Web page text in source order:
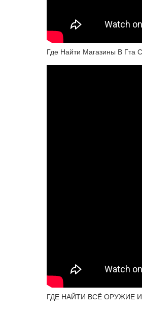
Где Найти Магазины В Гта
ГДЕ НАЙТИ ВСЁ ОРУЖИЕ И